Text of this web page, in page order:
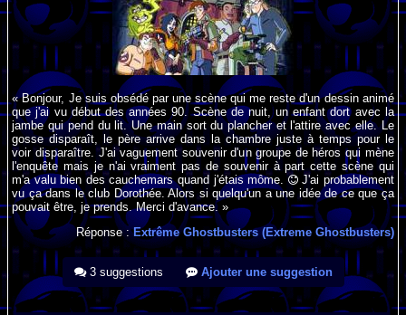
« Bonjour, Je suis obsédé par une scène qui me reste d'un dessin animé
que j'ai vu début des années 90. Scène de nuit, un enfant dort avec la
jambe qui pend du lit. Une main sort du plancher et l'attire avec elle. Le
gosse disparaît, le père arrive dans la chambre juste à temps pour le
voir disparaître. J'ai vaguement souvenir d'un groupe de héros qui mène
l'enquête mais je n'ai vraiment pas de souvenir à part cette scène qui
m'a valu bien des cauchemars quand j'étais môme.
J'ai probablement
vu ça dans le club Dorothée. Alors si quelqu'un a une idée de ce que ça
pouvait être, je prends. Merci d'avance. »
Réponse :Extrême Ghostbusters (Extreme Ghostbusters)
3 suggestions Ajouter une suggestion